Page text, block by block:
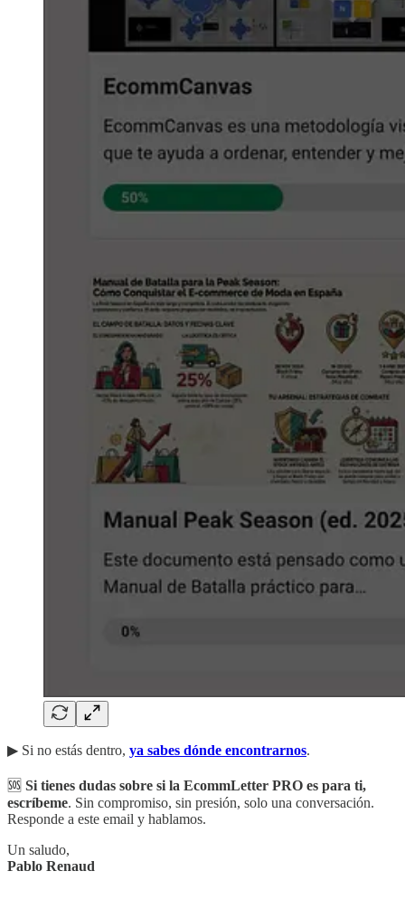
▶︎ Si no estás dentro, ya sabes dónde encontrarnos.
🆘 Si tienes dudas sobre si la EcommLetter PRO es para ti,
escríbeme. Sin compromiso, sin presión, solo una conversación.
Responde a este email y hablamos.
Un saludo,
Pablo Renaud